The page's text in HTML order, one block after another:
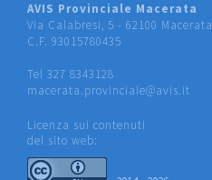
AVIS Provinciale Macerata
Via Calabresi, 5 - 62100 Macerata
C.F. 93015780435
Tel 327 8343128
macerata.provinciale@avis.it
Licenza sui contenuti
del sito web: